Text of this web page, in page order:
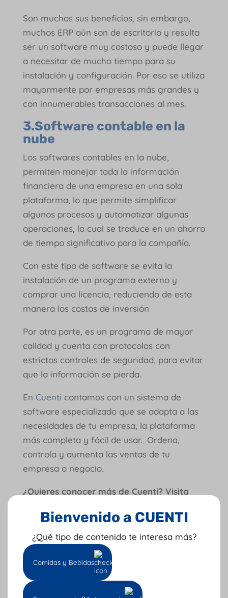
Son muchos sus beneficios, sin embargo,
muchos ERP aún son de escritorio y resulta
ser un software muy costoso y puede llegar
a necesitar de mucho tiempo para su
instalación y configuración. Por eso se utiliza
mayormente por empresas más grandes y
con innumerables transacciones al mes.
3.Software contable en la
nube
Los softwares contables en la nube,
permiten manejar toda la información
financiera de una empresa en una sola
plataforma, lo que permite simplificar
algunos procesos y automatizar algunas
operaciones, lo cual se traduce en un ahorro
de tiempo significativo para la compañía.
Con este tipo de software se evita la
instalación de un programa externo y
comprar una licencia, reduciendo de esta
manera los costos de inversión
Por otra parte, es un programa de mayor
calidad y cuenta con protocolos con
estrictos controles de seguridad, para evitar
que la información se pierda.
En Cuenti contamos con un sistema de
software especializado que se adapta a las
necesidades de tu empresa, la plataforma
más completa y fácil de usar. Ordena,
controla y aumenta las ventas de tu
empresa o negocio.
¿Quieres conocer más de Cuenti? Visita
Instagram|YouTube
Tu opinión nos importa: califica AQUÍ
Escrito Por: Julie Guirados
Bienvenido a CUENTI
¿Qué tipo de contenido te interesa más?
Comidas y Bebidas